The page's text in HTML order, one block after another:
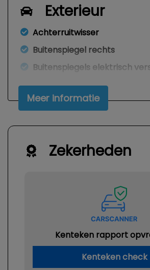
Exterieur
Achterruitwisser
Buitenspiegel rechts
Buitenspiegels elektrisch
Centrale vergrendeling met
afstandsbediening
Getint glas
Trekhaak
Achterbank in delen
Bestuurdersstoel in hoogte
Elektrische ramen voor
Stuur verstelbaar
Meer informatie
Zekerheden
Kenteken rapport
Kenteken check